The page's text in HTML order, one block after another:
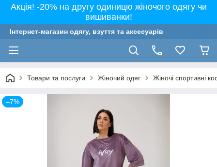
Акція! -20% на другу одиницю жіночого одягу чи
вишиванки!
Інтернет-магазин одягу, взуття та аксесуарів
Товари та послуги Жіночий одяг Жіночі спортивні
–7%